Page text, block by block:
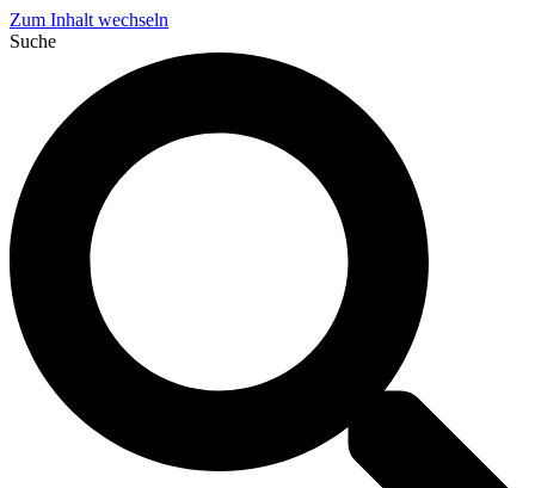
Zum Inhalt wechseln
Suche